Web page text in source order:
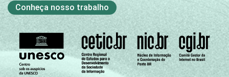
Conheça nosso trabalho